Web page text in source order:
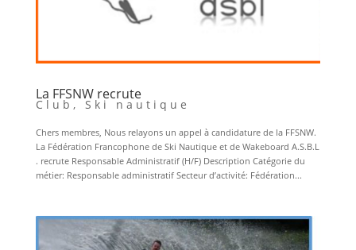
La FFSNW recrute
Club , Ski nautique
Chers membres, Nous relayons un appel à candidature de la FFSNW.
La Fédération Francophone de Ski Nautique et de Wakeboard A.S.B.L
. recrute Responsable Administratif (H/F) Description Catégorie du
métier: Responsable administratif Secteur d’activité: Fédération...